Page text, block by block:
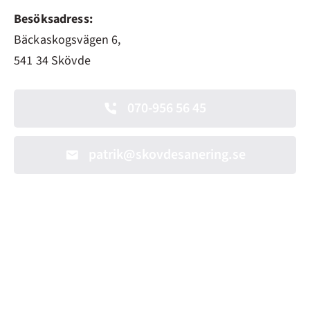
Besöksadress:
Bäckaskogsvägen 6,
541 34 Skövde